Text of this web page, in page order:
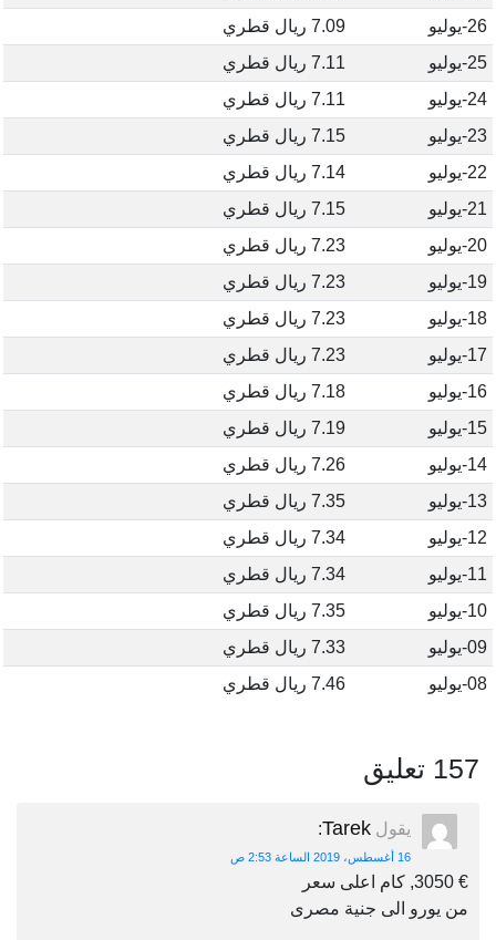
26-يوليو
7.09 ريال قطري
25-يوليو
7.11 ريال قطري
24-يوليو
7.11 ريال قطري
23-يوليو
7.15 ريال قطري
22-يوليو
7.14 ريال قطري
21-يوليو
7.15 ريال قطري
20-يوليو
7.23 ريال قطري
19-يوليو
7.23 ريال قطري
18-يوليو
7.23 ريال قطري
17-يوليو
7.23 ريال قطري
16-يوليو
7.18 ريال قطري
15-يوليو
7.19 ريال قطري
14-يوليو
7.26 ريال قطري
13-يوليو
7.35 ريال قطري
12-يوليو
7.34 ريال قطري
11-يوليو
7.34 ريال قطري
10-يوليو
7.35 ريال قطري
09-يوليو
7.33 ريال قطري
08-يوليو
7.46 ريال قطري
157 تعليق
يقول Tarek
:
16 أغسطس، 2019 الساعة 2:53 ص
€ 3050, كام اعلى سعر
من يورو الى جنية مصرى